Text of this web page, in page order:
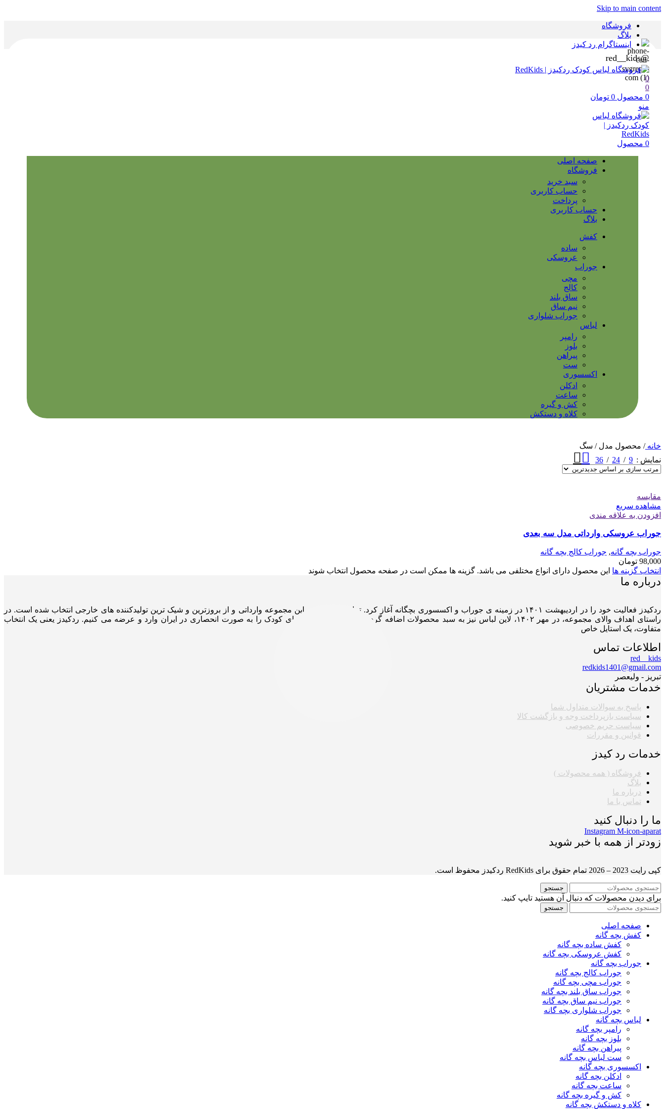
Skip to main content
فروشگاه
بلاگ
اینستاگرام رد کیدز
@red__kids
0
0
0 محصول 0 تومان
منو
0 محصول
صفحه اصلی
فروشگاه
سبد خرید
حساب کاربری
پرداخت
حساب کاربری
بلاگ
کفش
ساده
عروسکی
جوراب
مچی
کالج
ساق بلند
نیم ساق
جوراب شلواری
لباس
رامپر
بلوز
پیراهن
ست
اکسسوری
ادکلن
ساعت
کش و گیره
کلاه و دستکش
خانه/ محصول مدل/ سگ
نمایش
9
24
36
مقایسه
مشاهده سریع
افزودن به علاقه مندی
جوراب عروسکی وارداتی مدل سه بعدی
جوراب بچه گانه, جوراب کالج بچه گانه
98,000 تومان
انتخاب گزینه ها این محصول دارای انواع مختلفی می باشد. گزینه ها ممکن است در صفحه محصول انتخاب شوند
درباره ما
ردکیدز فعالیت خود را در اردیبهشت ۱۴۰۱ در زمینه ی جوراب و اکسسوری بچگانه آغاز کرد. تمامی محصولات این مجموعه وارداتی و از بروزترین و شیک ترین تولیدکننده های خارجی انتخاب شده است. در
راستای اهداف والای مجموعه، در مهر ۱۴۰۲، لاین لباس نیز به سبد محصولات اضافه گردید و خاص ترین لباس های کودک را به صورت انحصاری در ایران وارد و عرضه می کنیم. ردکیدز یعنی یک انتخاب
متفاوت، یک استایل خاص
اطلاعات تماس
red__kids
redkids1401@gmail.com
تبریز - ولیعصر
خدمات مشتریان
پاسخ به سوالات متداول شما
سیاست بازپرداخت وجه و بازگشت کالا
سیاست حریم خصوصی
قوانین و مقررات
خدمات رد کیدز
فروشگاه ( همه محصولات )
بلاگ
درباره ما
تماس با ما
ما را دنبال کنید
Instagram M-icon-aparat
زودتر از همه با خبر شوید
کپی رایت 2023 – 2026 تمام حقوق برای RedKids ردکیدز محفوظ است.
جستجو
برای دیدن محصولات که دنبال آن هستید تایپ کنید.
جستجو
صفحه اصلی
کفش بچه گانه
کفش ساده بچه گانه
کفش عروسکی بچه گانه
جوراب بچه گانه
جوراب کالج بچه گانه
جوراب مچی بچه گانه
جوراب ساق بلند بچه گانه
جوراب نیم ساق بچه گانه
جوراب شلواری بچه گانه
لباس بچه گانه
رامپر بچه گانه
بلوز بچه گانه
پیراهن بچه گانه
ست لباس بچه گانه
اکسسوری بچه گانه
ادکلن بچه گانه
ساعت بچه گانه
کش و گیره بچه گانه
کلاه و دستکش بچه گانه